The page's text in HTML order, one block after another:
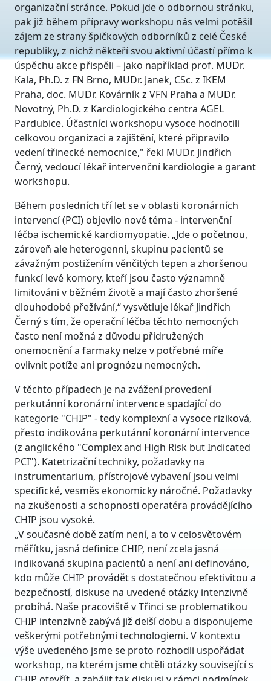
organizační stránce. Pokud jde o odbornou stránku,
pak již během přípravy workshopu nás velmi potěšil
zájem ze strany špičkových odborníků z celé České
republiky, z nichž někteří svou aktivní účastí přímo k
úspěchu akce přispěli – jako například prof. MUDr.
Kala, Ph.D. z FN Brno, MUDr. Janek, CSc. z IKEM
Praha, doc. MUDr. Kovárník z VFN Praha a MUDr.
Novotný, Ph.D. z Kardiologického centra AGEL
Pardubice. Účastníci workshopu vysoce hodnotili
celkovou organizaci a zajištění, které připravilo
vedení třinecké nemocnice," řekl MUDr. Jindřich
Černý, vedoucí lékař intervenční kardiologie a garant
workshopu.
Během posledních tří let se v oblasti koronárních
intervencí (PCI) objevilo nové téma - intervenční
léčba ischemické kardiomyopatie. „Jde o početnou,
zároveň ale heterogenní, skupinu pacientů se
závažným postižením věnčitých tepen a zhoršenou
funkcí levé komory, kteří jsou často významně
limitováni v běžném životě a mají často zhoršené
dlouhodobé přežívání,“ vysvětluje lékař Jindřich
Černý s tím, že operační léčba těchto nemocných
často není možná z důvodu přidružených
onemocnění a farmaky nelze v potřebné míře
ovlivnit potíže ani prognózu nemocných.
V těchto případech je na zvážení provedení
perkutánní koronární intervence spadající do
kategorie "CHIP" - tedy komplexní a vysoce riziková,
přesto indikována perkutánní koronární intervence
(z anglického "Complex and High Risk but Indicated
PCI"). Katetrizační techniky, požadavky na
instrumentarium, přístrojové vybavení jsou velmi
specifické, vesměs ekonomicky náročné. Požadavky
na zkušenosti a schopnosti operatéra provádějícího
CHIP jsou vysoké.
„V současné době zatím není, a to v celosvětovém
měřítku, jasná definice CHIP, není zcela jasná
indikovaná skupina pacientů a není ani definováno,
kdo může CHIP provádět s dostatečnou efektivitou a
bezpečností, diskuse na uvedené otázky intenzivně
probíhá. Naše pracoviště v Třinci se problematikou
CHIP intenzivně zabývá již delší dobu a disponujeme
veškerými potřebnými technologiemi. V kontextu
výše uvedeného jsme se proto rozhodli uspořádat
workshop, na kterém jsme chtěli otázky související s